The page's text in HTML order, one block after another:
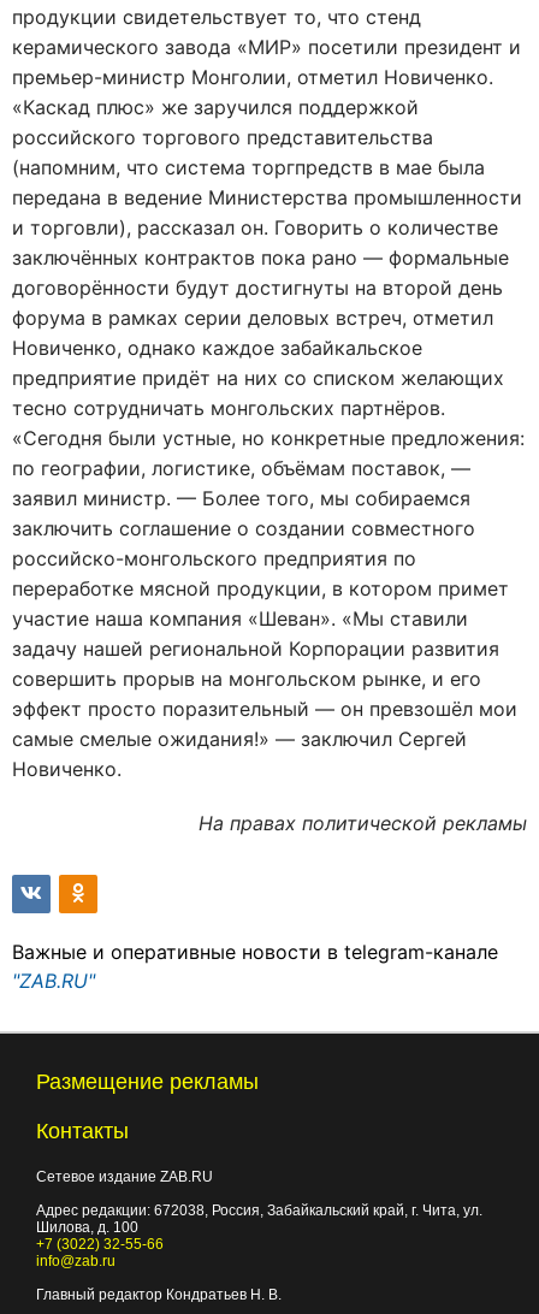
продукции свидетельствует то, что стенд
керамического завода «МИР» посетили президент и
премьер-министр Монголии, отметил Новиченко.
«Каскад плюс» же заручился поддержкой
российского торгового представительства
(напомним, что система торгпредств в мае была
передана в ведение Министерства промышленности
и торговли), рассказал он. Говорить о количестве
заключённых контрактов пока рано — формальные
договорённости будут достигнуты на второй день
форума в рамках серии деловых встреч, отметил
Новиченко, однако каждое забайкальское
предприятие придёт на них со списком желающих
тесно сотрудничать монгольских партнёров.
«Сегодня были устные, но конкретные предложения:
по географии, логистике, объёмам поставок, —
заявил министр. — Более того, мы собираемся
заключить соглашение о создании совместного
российско-монгольского предприятия по
переработке мясной продукции, в котором примет
участие наша компания «Шеван». «Мы ставили
задачу нашей региональной Корпорации развития
совершить прорыв на монгольском рынке, и его
эффект просто поразительный — он превзошёл мои
самые смелые ожидания!» — заключил Сергей
Новиченко.
На правах политической рекламы
Важные и оперативные новости в telegram-канале
"ZAB.RU"
Размещение рекламы
Контакты
Сетевое издание ZAB.RU
Адрес редакции: 672038, Россия, Забайкальский край, г. Чита, ул.
Шилова, д. 100
+7 (3022) 32-55-66
info@zab.ru
Главный редактор Кондратьев Н. В.